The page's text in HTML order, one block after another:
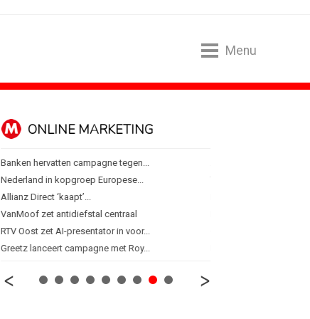
Menu
ONLINE MARKETING
Banken hervatten campagne tegen...
Nederland in kopgroep Europese...
Allianz Direct ‘kaapt’...
VanMoof zet antidiefstal centraal
RTV Oost zet AI-presentator in voor...
Greetz lanceert campagne met Roy...
Tata Consultancy